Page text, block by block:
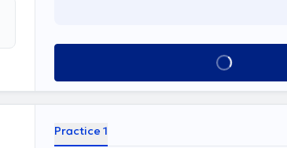
Book appointment
Practice 1